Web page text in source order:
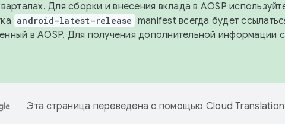
Для сборки и внесения вклада в AOSP
android-latest-release manifest всегда будет
в AOSP. Для получения дополнительной информации
Эта страница переведена с помощью Cloud Translation